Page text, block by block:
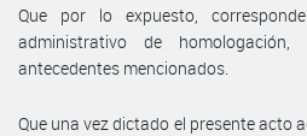
Que por lo expuesto,
administrativo de
antecedentes mencionados.
Que una vez dictado el presente acto